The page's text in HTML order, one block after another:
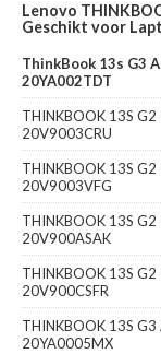
Lenovo
Geschikt voor
ThinkBook 13s G3
20YA002TDT
THINKBOOK 13S G2
20V9003CRU
THINKBOOK 13S G2
20V9003VFG
THINKBOOK 13S G2
20V900ASAK
THINKBOOK 13S G2
20V900CSFR
THINKBOOK 13S G3
20YA0005MX